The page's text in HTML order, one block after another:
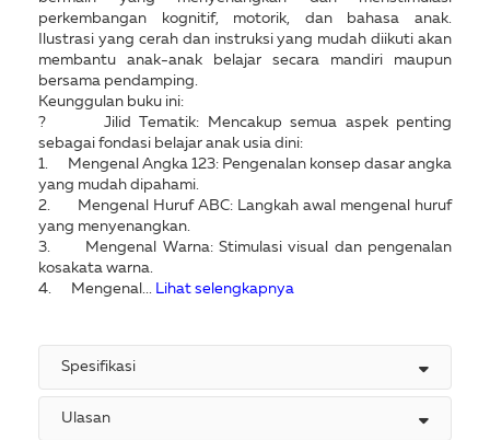
perkembangan kognitif, motorik, dan bahasa anak.
Ilustrasi yang cerah dan instruksi yang mudah diikuti akan
membantu anak-anak belajar secara mandiri maupun
bersama pendamping.
Keunggulan buku ini:
? Jilid Tematik: Mencakup semua aspek penting
sebagai fondasi belajar anak usia dini:
1. Mengenal Angka 123: Pengenalan konsep dasar angka
yang mudah dipahami.
2. Mengenal Huruf ABC: Langkah awal mengenal huruf
yang menyenangkan.
3. Mengenal Warna: Stimulasi visual dan pengenalan
kosakata warna.
4. Mengenal... Lihat selengkapnya
Spesifikasi
Ulasan